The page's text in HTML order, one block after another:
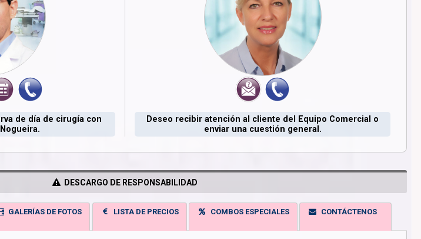
de día de cirugía con
Deseo recibir atención al cliente del Equipo Comercial o
enviar una cuestión general.
DESCARGO DE RESPONSABILIDAD
GALERÍAS DE FOTOS LISTA DE PRECIOS COMBOS ESPECIALES CONTÁCTENOS